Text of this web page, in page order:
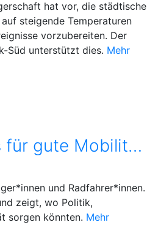
hat vor, die städtische
steigende Temperaturen
vorzubereiten. Der
Süd unterstützt dies. Mehr
Viele Vorschläge des Stadtteilrates für gute Mobilität: Bitte endlich handeln!
und Radfahrer*innen.
zeigt, wo Politik,
sorgen könnten. Mehr